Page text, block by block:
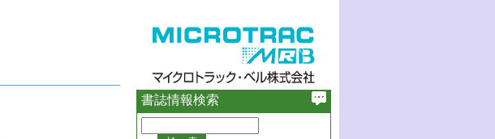
書誌情報検索